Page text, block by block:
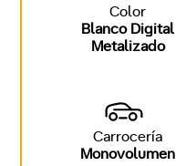
Color
Blanco Digital
Metalizado
Carrocería
Monovolumen